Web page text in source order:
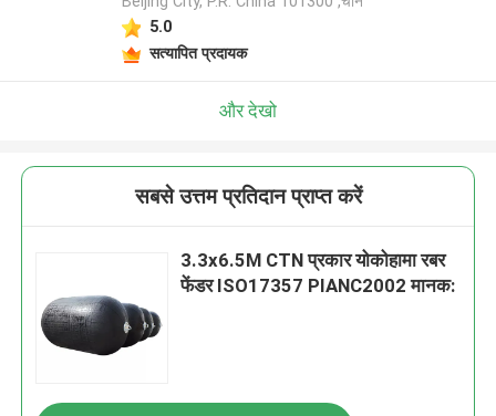
5.0
सत्यापित प्रदायक
और देखो
सबसे उत्तम प्रतिदान प्राप्त करें
3.3x6.5M CTN प्रकार योकोहामा रबर
फेंडर ISO17357 PIANC2002 मानक: